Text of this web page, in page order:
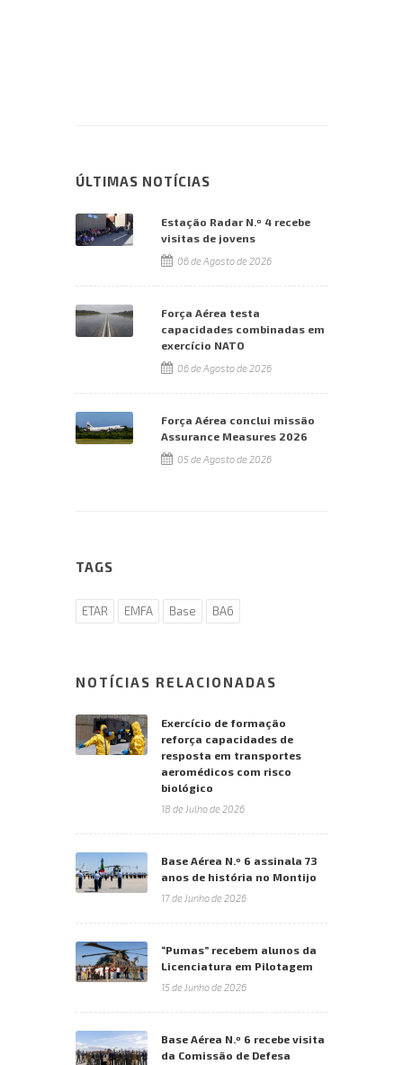
ÚLTIMAS NOTÍCIAS
Estação Radar N.º 4 recebe
visitas de jovens
06 de Agosto de 2026
Força Aérea testa
capacidades combinadas em
exercício NATO
06 de Agosto de 2026
Força Aérea conclui missão
Assurance Measures 2026
05 de Agosto de 2026
TAGS
ETAR EMFA Base BA6
NOTÍCIAS RELACIONADAS
Exercício de formação
reforça capacidades de
resposta em transportes
aeromédicos com risco
biológico
18 de Julho de 2026
Base Aérea N.º 6 assinala 73
anos de história no Montijo
17 de Junho de 2026
“Pumas” recebem alunos da
Licenciatura em Pilotagem
15 de Junho de 2026
Base Aérea N.º 6 recebe visita
da Comissão de Defesa